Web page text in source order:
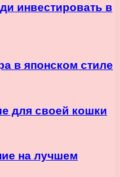
инвестировать в
в японском стиле
для своей кошки
на лучшем